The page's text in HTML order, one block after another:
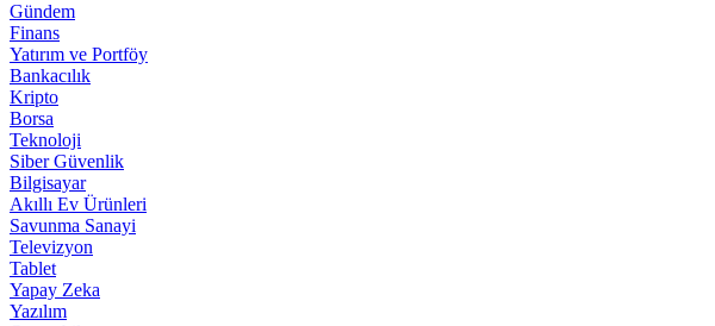
Gündem
Finans
Yatırım ve Portföy
Bankacılık
Kripto
Borsa
Teknoloji
Siber Güvenlik
Bilgisayar
Akıllı Ev Ürünleri
Savunma Sanayi
Televizyon
Tablet
Yapay Zeka
Yazılım